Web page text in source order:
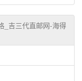
_吉三代直邮网-海得